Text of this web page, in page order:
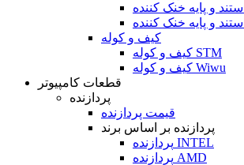
کیف و کوله
کیف و کوله STM
کیف و کوله Wiwu
قطعات کامپیوتر
پردازنده
قیمت پردازنده
پردازنده بر اساس برند
پردازنده INTEL
پردازنده AMD